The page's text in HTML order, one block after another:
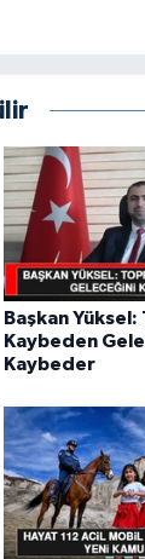
Başkan Yüksel:
Kaybeden
Kaybeder